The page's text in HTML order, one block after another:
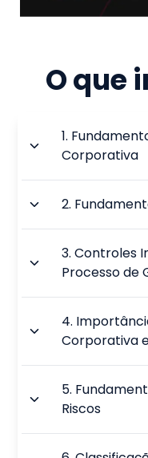
O que
1.
Corporativa
2.
3.Controles
Processo de
4.
Corporativa
5.
Riscos